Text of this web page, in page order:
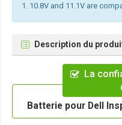
1. 10.8V and 11.1V are
Description du
La
Batterie pour Dell